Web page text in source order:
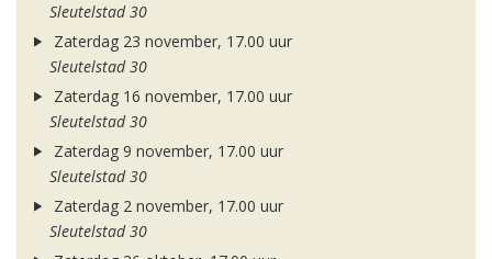
Sleutelstad 30
Zaterdag 23 november, 17.00 uur
Sleutelstad 30
Zaterdag 16 november, 17.00 uur
Sleutelstad 30
Zaterdag 9 november, 17.00 uur
Sleutelstad 30
Zaterdag 2 november, 17.00 uur
Sleutelstad 30